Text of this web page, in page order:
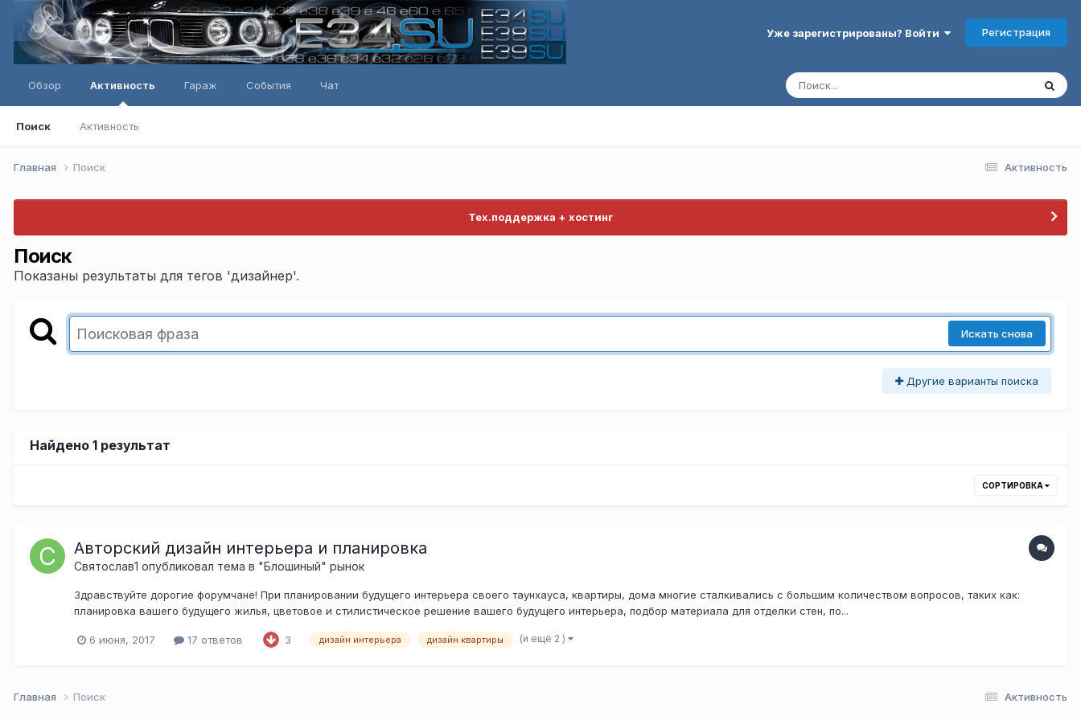
Уже зарегистрированы? Войти Регистрация
Обзор Активность
Поиск Активность
Гараж События Чат
Активность
Главная Поиск
Тех.поддержка + хостинг
Поиск
Показаны результаты для тегов 'дизайнер'.
Искать снова
Другие варианты поиска
Найдено 1 результат
СОРТИРОВКА
Авторский дизайн интерьера и планировка
Святослав1 опубликовал тема в "Блошиный" рынок
Здравствуйте дорогие форумчане! При планировании будущего интерьера своего таунхауса, квартиры, дома многие сталкивались с большим количеством вопросов, таких как:
планировка вашего будущего жилья, цветовое и стилистическое решение вашего будущего интерьера, подбор материала для отделки стен, по...
6 июня, 2017 17 ответов 3 дизайн интерьера дизайн квартиры (и ещё 2 )
Активность
Главная Поиск